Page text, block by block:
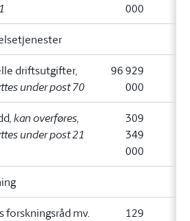
000
driftsutgifter,
under post 70
96 929
000
, kan overføres,
under post 21
309
349
000
forskningsråd mv.
129